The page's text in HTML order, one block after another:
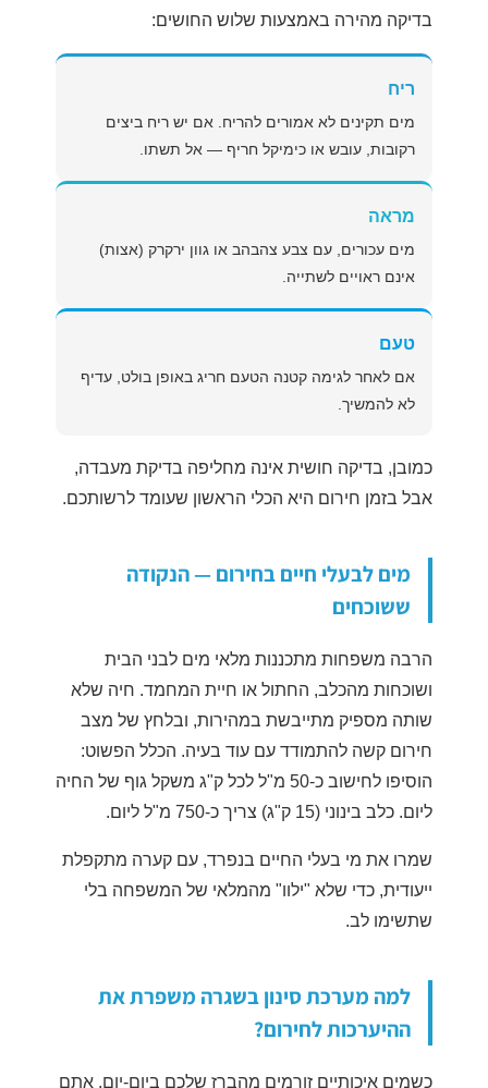
בדיקה מהירה באמצעות שלוש החושים:
ריח
מים תקינים לא אמורים להריח. אם יש ריח ביצים
רקובות, עובש או כימיקל חריף — אל תשתו.
מראה
מים עכורים, עם צבע צהבהב או גוון ירקרק (אצות)
אינם ראויים לשתייה.
טעם
אם לאחר לגימה קטנה הטעם חריג באופן בולט, עדיף
לא להמשיך.
כמובן, בדיקה חושית אינה מחליפה בדיקת מעבדה,
אבל בזמן חירום היא הכלי הראשון שעומד לרשותכם.
מים לבעלי חיים בחירום — הנקודה
ששוכחים
הרבה משפחות מתכננות מלאי מים לבני הבית
ושוכחות מהכלב, החתול או חיית המחמד. חיה שלא
שותה מספיק מתייבשת במהירות, ובלחץ של מצב
חירום קשה להתמודד עם עוד בעיה. הכלל הפשוט:
הוסיפו לחישוב כ-50 מ"ל לכל ק"ג משקל גוף של החיה
ליום. כלב בינוני (15 ק"ג) צריך כ-750 מ"ל ליום.
שמרו את מי בעלי החיים בנפרד, עם קערה מתקפלת
ייעודית, כדי שלא "ילוו" מהמלאי של המשפחה בלי
שתשימו לב.
למה מערכת סינון בשגרה משפרת את
ההיערכות לחירום?
כשמים איכותיים זורמים מהברז שלכם ביום-יום, אתם